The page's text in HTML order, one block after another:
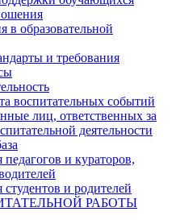
в образовательной
и требования
воспитательных событий
лиц, ответственных за
деятельности
и кураторов,
и родителей
РАБОТЫ